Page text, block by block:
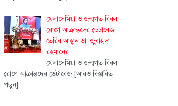
থেলাসেমিয়া ও জন্মগত বিরল
রোগে আক্রান্তদের ডেটাবেজ
তৈরির আহ্বান ডা. জুবাইদা
রহমানের
থেলাসেমিয়া ও জন্মগত বিরল
রোগে আক্রান্তদের ডেটাবেজ [আরও বিস্তারিত
পড়ুন]